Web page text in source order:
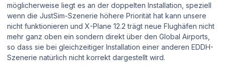
möglicherweise liegt es an der doppelten Installation, speziell
wenn die JustSim-Szenerie höhere Priorität hat kann unsere
nicht funktionieren und X-Plane 12.2 trägt neue Flughäfen nicht
mehr ganz oben ein sondern direkt über den Global Airports,
so dass sie bei gleichzeitiger Installation einer anderen EDDH-
Szenerie natürlich nicht korrekt dargestellt wird.